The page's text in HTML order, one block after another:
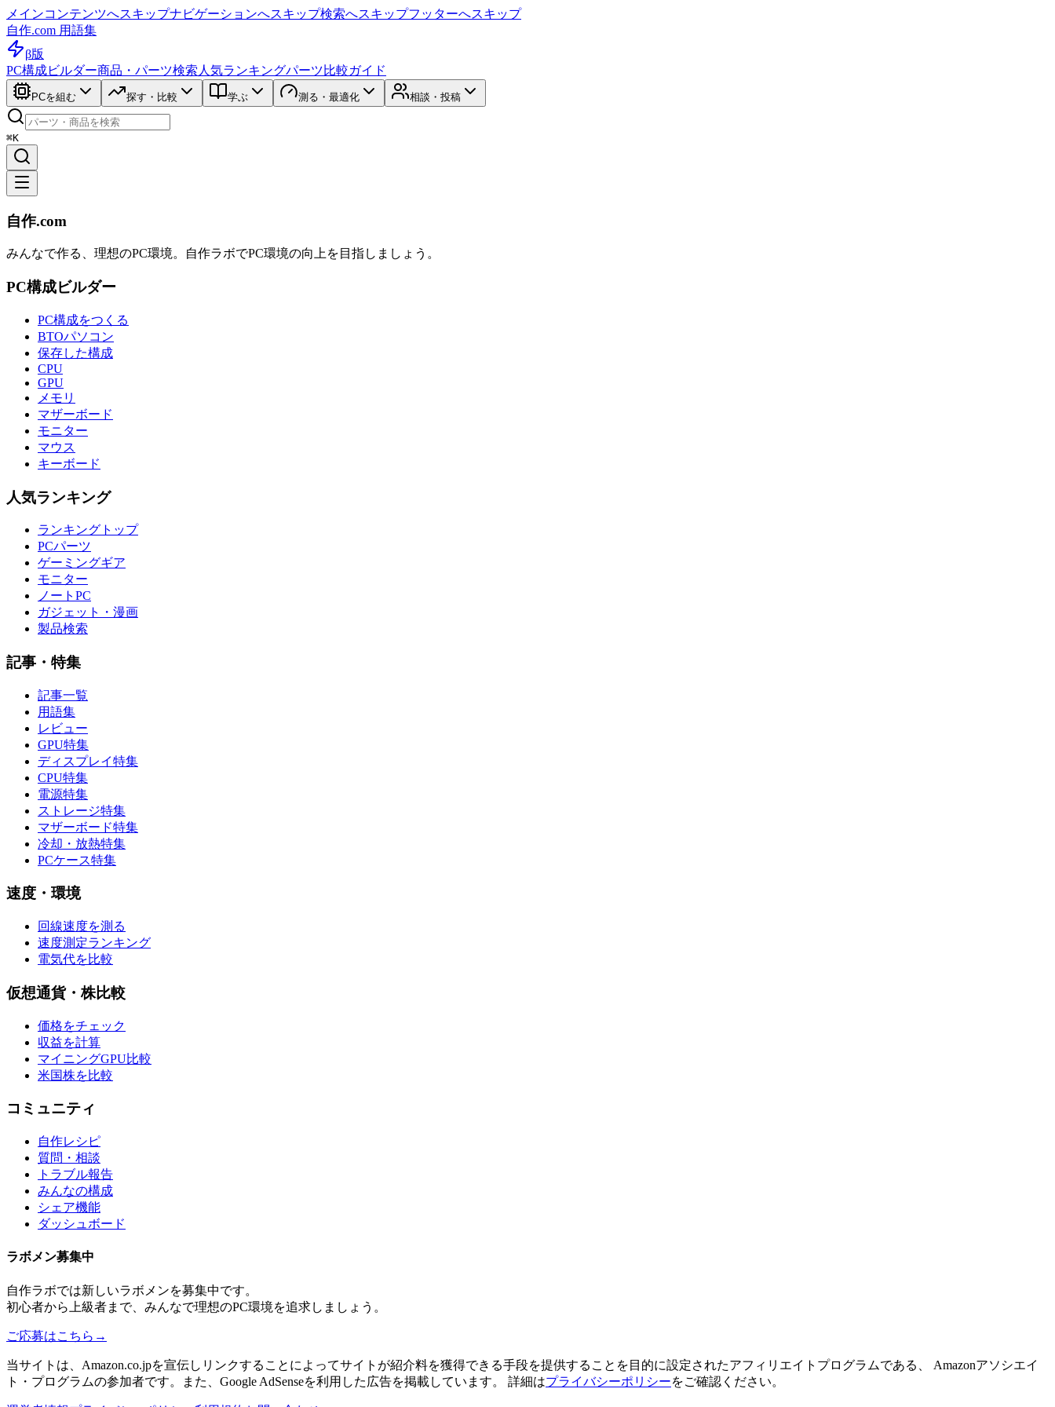
メインコンテンツへスキップナビゲーションへスキップ検索へスキップフッターへスキップ
自作.com 用語集
β版
PC構成ビルダー商品・パーツ検索 人気ランキングパーツ比較ガイド
PCを組む 探す・比較 学ぶ 測る・最適化 相談・投稿
⌘K
自作.com
みんなで作る、理想のPC環境。 自作ラボでPC環境の向上を目指しましょう。
PC構成ビルダー
PC構成をつくる
BTOパソコン
保存した構成
CPU
GPU
メモリ
マザーボード
モニター
マウス
キーボード
人気ランキング
ランキングトップ
PCパーツ
ゲーミングギア
モニター
ノートPC
ガジェット・漫画
製品検索
記事・特集
記事一覧
用語集
レビュー
GPU特集
ディスプレイ特集
CPU特集
電源特集
ストレージ特集
マザーボード特集
冷却・放熱特集
PCケース特集
速度・環境
回線速度を測る
速度測定ランキング
電気代を比較
仮想通貨・株比較
価格をチェック
収益を計算
マイニングGPU比較
米国株を比較
コミュニティ
自作レシピ
質問・相談
トラブル報告
みんなの構成
シェア機能
ダッシュボード
ラボメン募集中
自作ラボでは新しいラボメンを募集中です。
初心者から上級者まで、みんなで理想のPC環境を追求しましょう。
ご応募はこちら →
当サイトは、Amazon.co.jpを宣伝しリンクすることによってサイトが紹介料を獲得できる手段を提供することを目的に設定されたアフィリエイトプログラムである、 Amazonアソシエイ
ト・プログラムの参加者です。また、Google AdSenseを利用した広告を掲載しています。 詳細はプライバシーポリシーをご確認ください。